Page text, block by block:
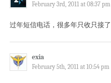
February 3rd, 2011 at 08:37 pm
过年短信电话，很多年只收只接了
exia
February 5th, 2011 at 10:54 pm